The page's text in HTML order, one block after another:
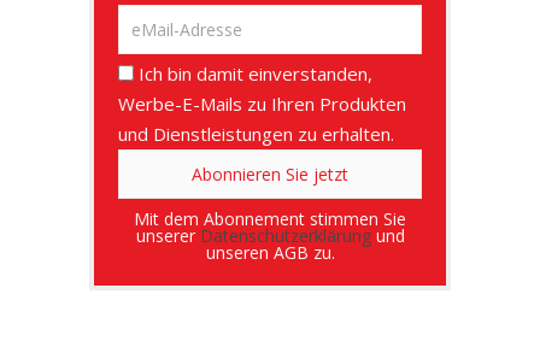
Ich bin damit einverstanden,
Werbe-E-Mails zu Ihren Produkten
und Dienstleistungen zu erhalten.
Mit dem Abonnement stimmen Sie
unserer Datenschutzerklärungund
unseren AGB zu.